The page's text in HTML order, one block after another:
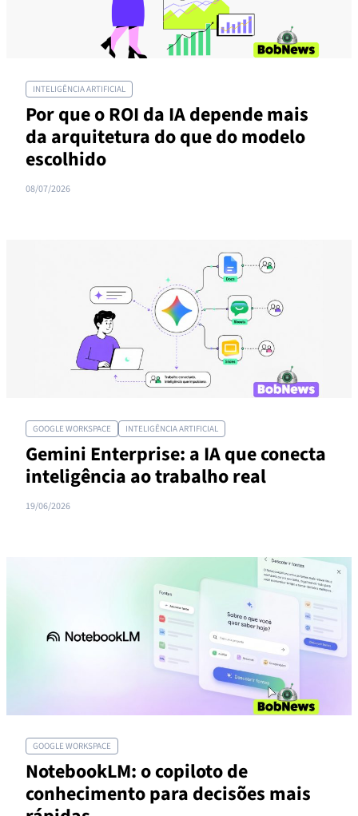
INTELIGÊNCIA ARTIFICIAL
Por que o ROI da IA depende mais
da arquitetura do que do modelo
escolhido
08/07/2026
GOOGLE WORKSPACE INTELIGÊNCIA ARTIFICIAL
Gemini Enterprise: a IA que conecta
inteligência ao trabalho real
19/06/2026
GOOGLE WORKSPACE
NotebookLM: o copiloto de
conhecimento para decisões mais